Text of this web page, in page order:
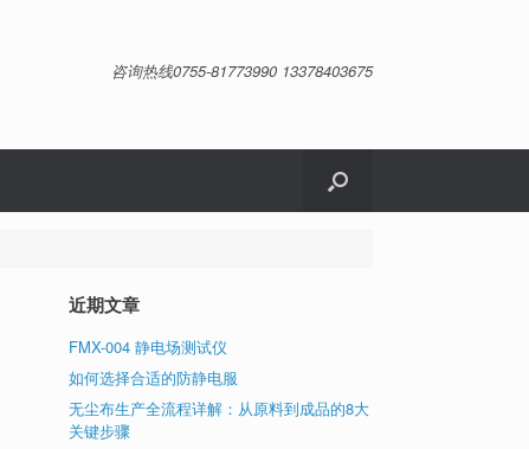
咨询热线0755-81773990 13378403675
近期文章
FMX-004 静电场测试仪
如何选择合适的防静电服
无尘布生产全流程详解：从原料到成品的8大
关键步骤